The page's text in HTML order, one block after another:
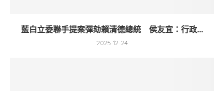
藍白立委聯手提案彈劾賴清德總統 侯友宜：行政...
2025-12-24